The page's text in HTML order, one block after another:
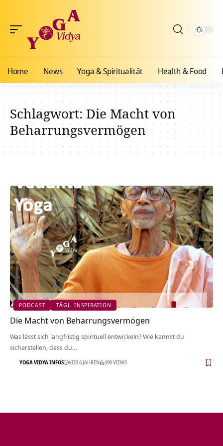
Home News Yoga & Spiritualität Health & Food
Schlagwort:Die Macht von
Beharrungsvermögen
PODCAST TÄGL. INSPIRATION
Die Macht von Beharrungsvermögen
Was lässt sich langfristig spirituell entwickeln? Wie kannst du
sicherstellen, dass du…
YOGA VIDYA INFOS VOR 6 JAHREN 490 VIEWS